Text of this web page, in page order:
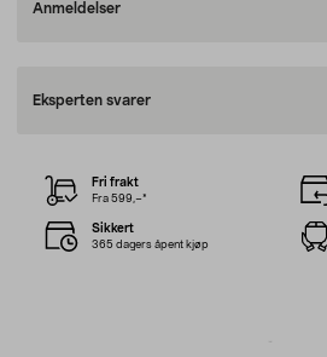
Anmeldelser
Eksperten svarer
Fri frakt
Fra 599,–*
Sikkert
365 dagers åpent kjøp